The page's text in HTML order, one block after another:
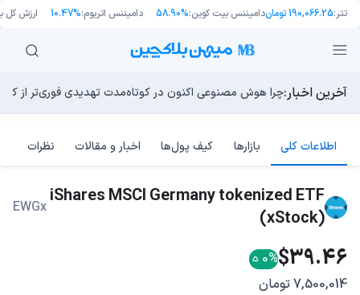
تتر:190,066.25 تومان دامیننس بیت کوین:58.90% دامیننس اتریوم:10.47% ارزش کل
آخرین اخبار:چرا هوش مصنوعی اکنون در کوتاه‌مدت تهدیدی فوری‌تر از
مایکل ترپین: متاسفم، بیت‌کوین به سمت ۴۳,۵۰۰ دلار در حال سقوط است
توسعه‌دهندگان بیت‌کوین ۸۵ باگ بحرانی را در یک وضعیت «فوق‌العاده بد» شناسایی کردند
اوج‌گیری طلا با تقاضای چین؛ چرا قیمت بیت کوین در ۶۴ هزار دلار درجا می‌زند؟
بدترین نمودار برای گاوهای بیت کوین؛ آیا دوران رالی‌های
اطلاعات کلی بازارها کیف پول‌ها اخبار و مقالات نظرات
iShares MSCI Germany tokenized ETF
(xStock)
EWGx
$39.46
0%
7,500,014 تومان